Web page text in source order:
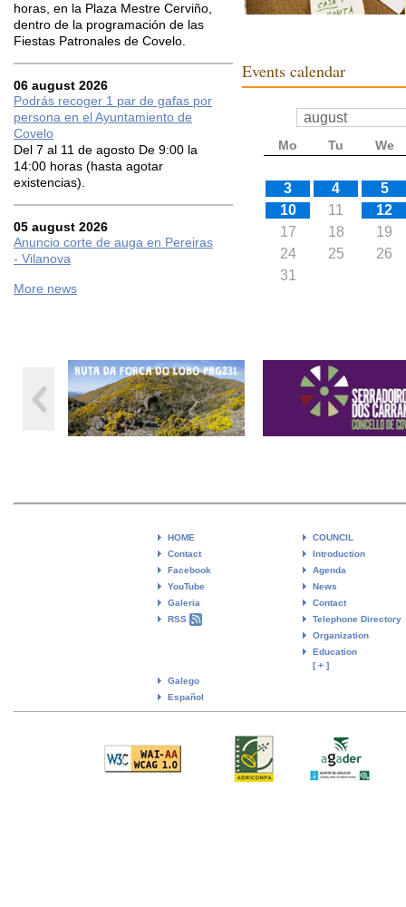
horas, en la Plaza Mestre Cerviño,
dentro de la programación de las
Fiestas Patronales de Covelo.
06 august 2026
Podrás recoger 1 par de gafas por
persona en el Ayuntamiento de
Covelo
Del 7 al 11 de agosto De 9:00 la
14:00 horas (hasta agotar
existencias).
05 august 2026
Anuncio corte de auga en Pereiras
- Vilanova
More news
Events calendar
Mo Tu We
3 4
5
10
11
12
17
18
19
24
25
26
31
HOME
Contact
Facebook
YouTube
Galeria
RSS
Galego
Español
COUNCIL
Introduction
Agenda
News
Contact
Telephone Directory
Organization
Education
[ + ]